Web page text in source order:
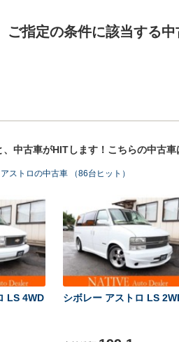
ご指定の条件に該当する中
中古車がHITします！こちらの中古車
アストロの中古車 （86台ヒット）
LS 4WD シボレー アストロ LS